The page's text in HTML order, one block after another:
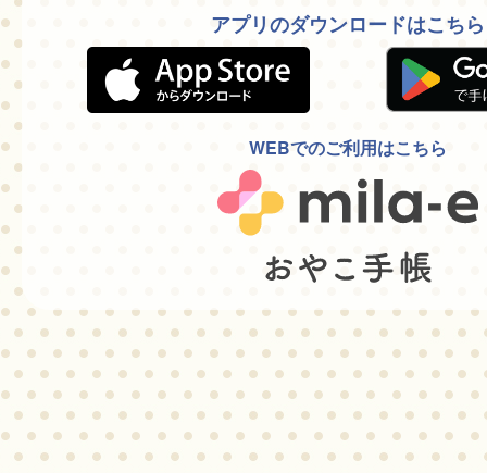
アプリのダウンロードはこちら
WEBでのご利用はこちら